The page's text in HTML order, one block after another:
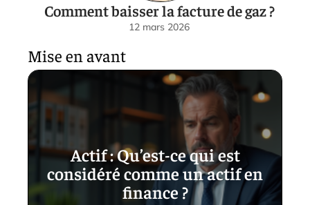
Comment baisser la facture de gaz ?
12 mars 2026
Mise en avant
Actif : Qu’est-ce qui est
considéré comme un actif en
finance ?